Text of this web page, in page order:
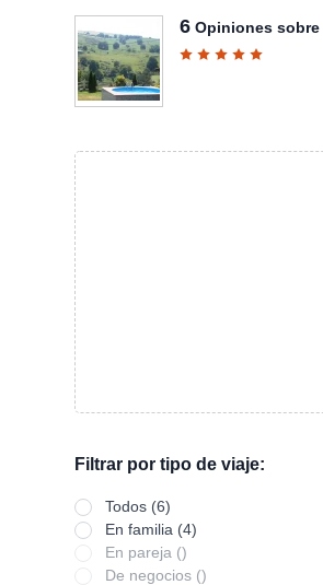
6 Opiniones sobre
Filtrar por tipo de viaje:
Todos (6)
En familia (4)
En pareja ()
De negocios ()